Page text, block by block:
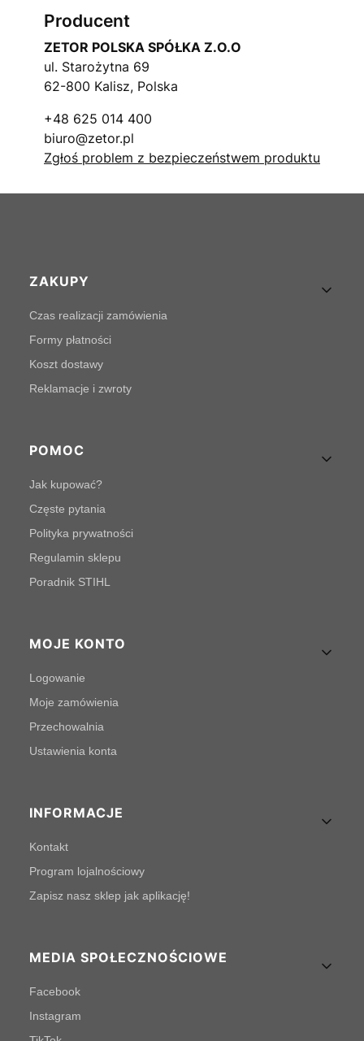
Producent
ZETOR POLSKA SPÓŁKA Z.O.O
ul. Starożytna 69
62-800 Kalisz, Polska
+48 625 014 400
biuro@zetor.pl
Zgłoś problem z bezpieczeństwem produktu
Linki w stopce
ZAKUPY
Czas realizacji zamówienia
Formy płatności
Koszt dostawy
Reklamacje i zwroty
POMOC
Jak kupować?
Częste pytania
Polityka prywatności
Regulamin sklepu
Poradnik STIHL
MOJE KONTO
Logowanie
Moje zamówienia
Przechowalnia
Ustawienia konta
INFORMACJE
Kontakt
Program lojalnościowy
Zapisz nasz sklep jak aplikację!
MEDIA SPOŁECZNOŚCIOWE
Facebook
Instagram